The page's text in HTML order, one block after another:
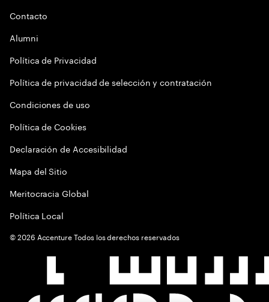
Contacto
Alumni
Política de Privacidad
Política de privacidad de selección y contratación
Condiciones de uso
Política de Cookies
Declaración de Accesibilidad
Mapa del Sitio
Meritocracia Global
Política Local
©2026 Accenture Todos los derechos reservados